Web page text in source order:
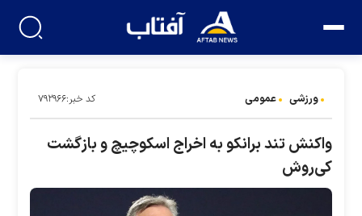
ورزشی عمومی کد خبر:۷۹۲۹۶۶
واکنش تند برانکو به اخراج اسکوچیچ و بازگشت
کی‌روش